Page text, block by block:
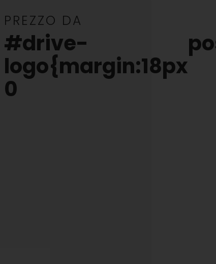
PREZZO DA
#drive-
logo{margin:18px
0